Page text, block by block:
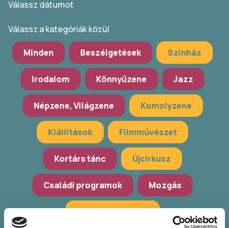
Válassz dátumot
Válassz a kategóriák közül
Minden Beszélgetések Színház
Irodalom Könnyűzene Jazz
Népzene, Világzene Komolyzene
Kiállítások Filmművészet
Kortárs tánc Újcirkusz
Családi programok Mozgás
Hagyományőrzés